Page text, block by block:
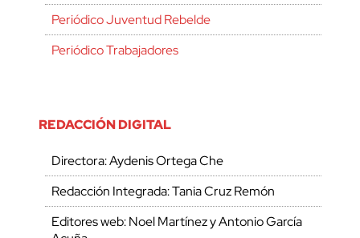
Periódico Juventud Rebelde
Periódico Trabajadores
REDACCIÓN DIGITAL
Directora: Aydenis Ortega Che
Redacción Integrada: Tania Cruz Remón
Editores web: Noel Martínez y Antonio García